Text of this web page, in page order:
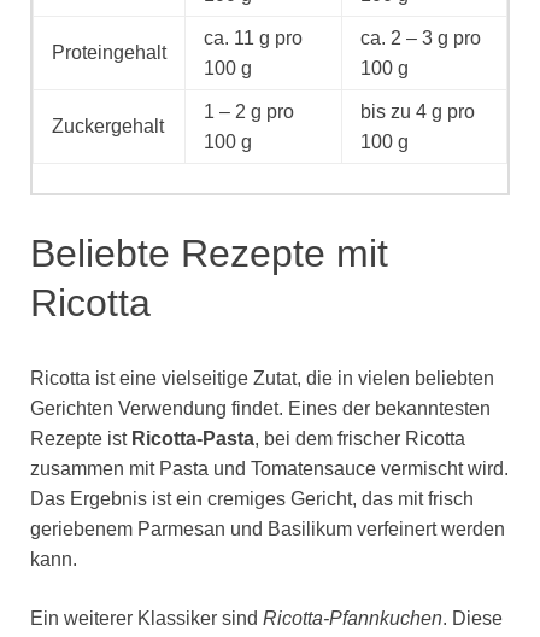
Proteingehalt
ca. 11 g pro
100 g
ca. 2 – 3 g pro
100 g
Zuckergehalt
1 – 2 g pro
100 g
bis zu 4 g pro
100 g
Beliebte Rezepte mit
Ricotta
Ricotta ist eine vielseitige Zutat, die in vielen beliebten
Gerichten Verwendung findet. Eines der bekanntesten
Rezepte ist Ricotta-Pasta, bei dem frischer Ricotta
zusammen mit Pasta und Tomatensauce vermischt wird.
Das Ergebnis ist ein cremiges Gericht, das mit frisch
geriebenem Parmesan und Basilikum verfeinert werden
kann.
Ein weiterer Klassiker sind Ricotta-Pfannkuchen. Diese